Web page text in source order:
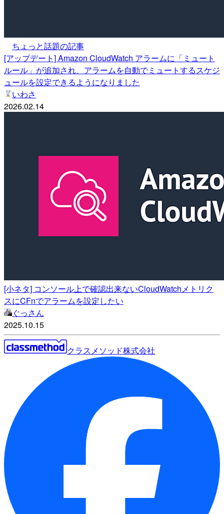
ちょっと話題の記事
[アップデート] Amazon CloudWatch アラームに「ミュート
ルール」が追加され、アラームを自動でミュートするスケジ
ュールを設定できるようになりました
いわさ
2026.02.14
[小ネタ] コンソール上で確認出来ないCloudWatchメトリク
スにCFnでアラームを設定したい
ぐっさん
2025.10.15
クラスメソッド株式会社